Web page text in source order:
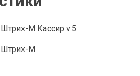
Штрих-М Кассир v.5
Штрих-М